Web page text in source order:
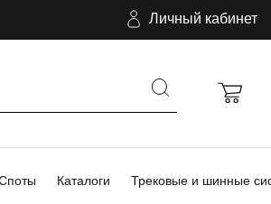
Личный кабинет
Каталоги Трековые и шинные